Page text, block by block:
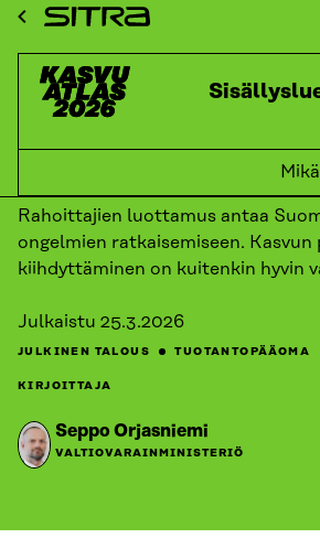
Siirry
sisältöön
Sitra
Kasvuatlas
ETUSIVU KASVUATLAS
Rahoittajien luottamus antaa
ongelmien ratkaisemiseen. Kasvun
kiihdyttäminen on kuitenkin hyvin
Julkaistu 25.3.2026
JULKINEN TALOUS TUOTANTOPÄÄOMA
KIRJOITTAJA
Seppo Orjasniemi
VALTIOVARAINMINISTERIÖ